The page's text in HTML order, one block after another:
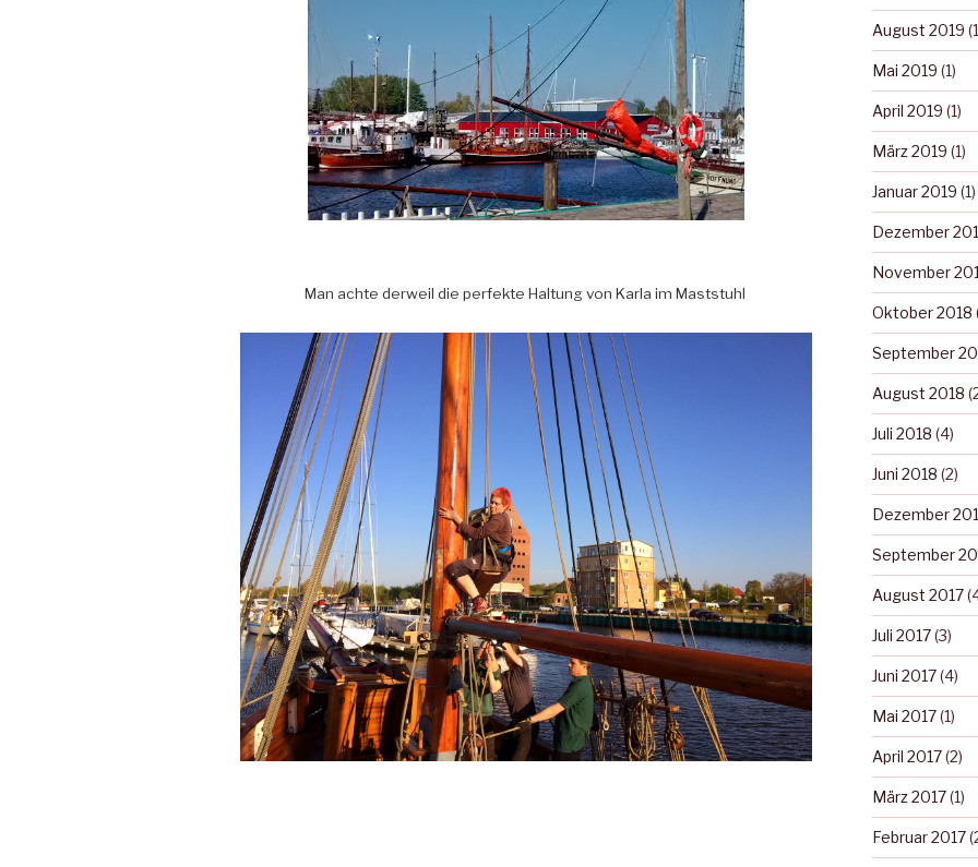
Man achte derweil die perfekte Haltung von Karla im Maststuhl
August 2019
Mai 2019 (1)
April 2019 (1)
März 2019 (1)
Januar 2019 (1)
Dezember
November
Oktober 2018
September
August 2018
Juli 2018 (4)
Juni 2018 (2)
Dezember
September
August 2017
Juli 2017(3)
Juni 2017(4)
Mai 2017(1)
April 2017(2)
März 2017(1)
Februar 2017